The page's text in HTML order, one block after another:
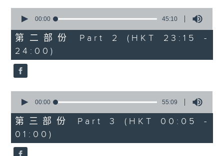
seconds
45
minutes,
10
seconds
00:00 45:10
第二部份 Part 2 (HKT 23:15 -
24:00)
seconds
55
minutes,
9
seconds
00:00 55:09
第三部份 Part 3 (HKT 00:05 -
01:00)